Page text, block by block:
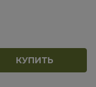
КУПИТЬ